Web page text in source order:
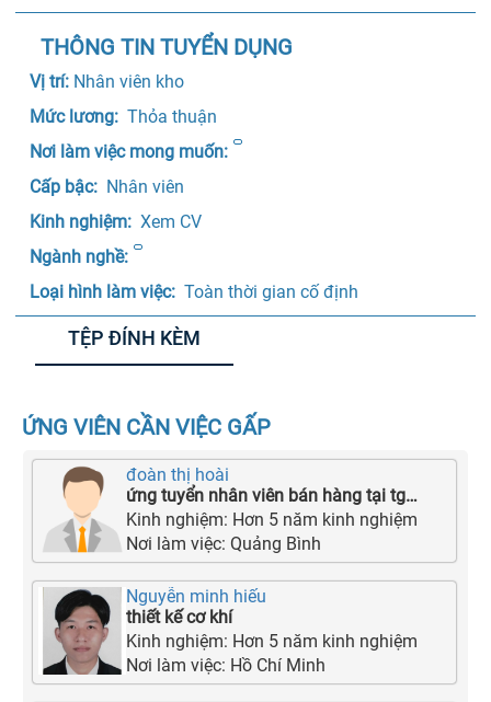
THÔNG TIN TUYỂN DỤNG
Vị trí: Nhân viên kho
Mức lương: Thỏa thuận
Nơi làm việc mong muốn:
Cấp bậc: Nhân viên
Kinh nghiệm: Xem CV
Ngành nghề:
Loại hình làm việc: Toàn thời gian cố định
TỆP ĐÍNH KÈM
ỨNG VIÊN CẦN VIỆC GẤP
đoàn thị hoài
ứng tuyển nhân viên bán hàng tại tgdđ 127 trần hưng đạo
Kinh nghiệm: Hơn 5 năm kinh nghiệm
Nơi làm việc: Quảng Bình
Nguyễn minh hiếu
thiết kế cơ khí
Kinh nghiệm: Hơn 5 năm kinh nghiệm
Nơi làm việc: Hồ Chí Minh